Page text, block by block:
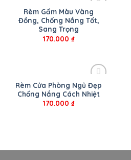
Rèm Gấm Màu Vàng
Đồng, Chống Nắng Tốt,
Sang Trọng
170.000 ₫
Rèm Cửa Phòng Ngủ Đẹp
Chống Nắng Cách Nhiệt
170.000 ₫